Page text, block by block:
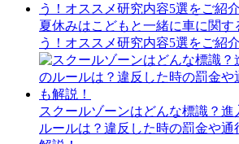
夏休みはこどもと一緒に車に関す
う！オススメ研究内容5選をご紹
スクールゾーンはどんな標識？
ルールは？違反した時の罰金や通